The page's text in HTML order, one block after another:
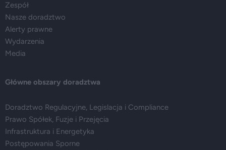
Zespół
Nasze doradztwo
Alerty prawne
Wydarzenia
Media
Główne obszary doradztwa
Doradztwo Regulacyjne, Legislacja i Compliance
Prawo Spółek, Fuzje i Przejęcia
Infrastruktura i Energetyka
Postępowania Sporne